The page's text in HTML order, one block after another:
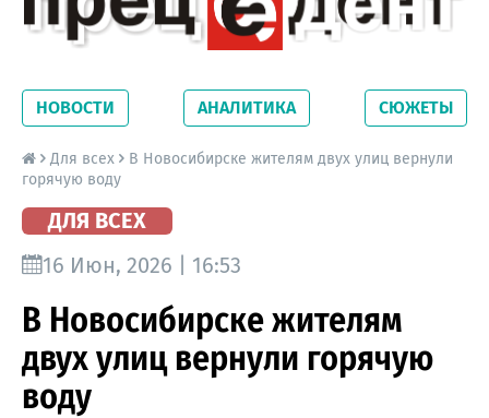
Новосибирской области. Читайте свежие
новости на сайте сетевого издания
Precedent.
НОВОСТИ АНАЛИТИКА СЮЖЕТЫ
Для всех
В Новосибирске жителям двух улиц вернули
горячую воду
ДЛЯ ВСЕХ
16 Июн, 2026 | 16:53
В Новосибирске жителям
двух улиц вернули горячую
воду